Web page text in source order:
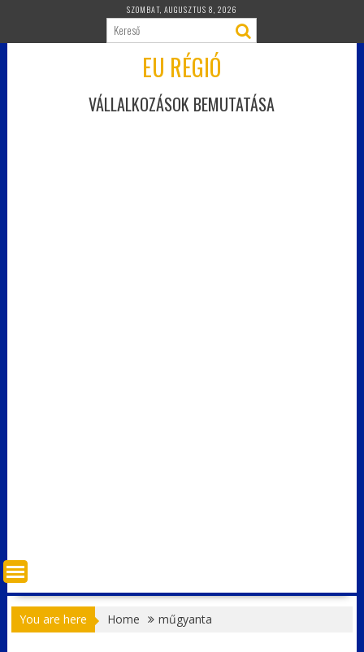
content
SZOMBAT, AUGUSZTUS 8, 2026
EU RÉGIÓ
VÁLLALKOZÁSOK BEMUTATÁSA
You are here Home műgyanta